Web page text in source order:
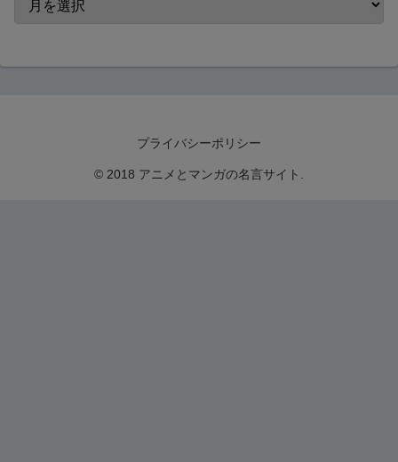
プライバシーポリシー
© 2018 アニメとマンガの名言サイト.